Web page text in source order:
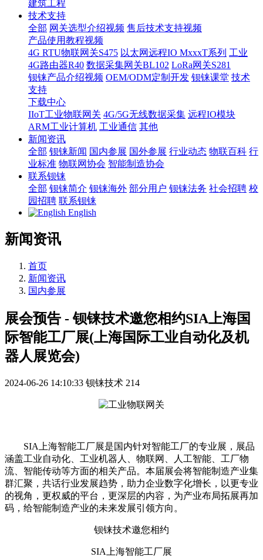
建筑工程
技术支持
全部 网关选型介绍视频 售后技术支持视频
产品使用教程视频
4G RTU物联网关S475 以太网远程IO MxxxT系列 工业
4G路由器R40 数据采集网关BL102 LoRa网关S281
钡铼产品介绍视频 OEM/ODM定制开发 钡铼课堂 技术
支持
下载中心
IIoT工业物联网关 4G/5G无线数据采集 远程IO模块
ARM工业计算机 工业通信 其他
新闻资讯
全部 钡铼新闻 国内参展 国外参展 行业动态 物联百科 行
业标准 物联网协会 智能制造协会
联系钡铼
全部 钡铼简介 钡铼海外 部分用户 钡铼法务 社会招聘 校
园招聘 联系钡铼
English
新闻资讯
首页
新闻资讯
国内参展
展会预告 - 钡铼技术邀您相约SIA上海国
际智能工厂展(上海国际工业自动化及机
器人展览会)
2024-06-26 14:10:33 钡铼技术 214
SIA上海智能工厂展是国内针对智能工厂的专业展，展品
涵盖工业自动化、工业机器人、物联网、人工智能、工厂物
流、智能传动等方面的相关产品。本届展会将智能制造产业集
群汇聚，共话行业发展趋势，助力企业数字化增长，以更专业
的视角，更权威的平台，更深层的内容，为产业布局拓展再加
码，给智能制造产业的未来发展引领方向。
钡铼技术邀您相约
SIA上海智能工厂展